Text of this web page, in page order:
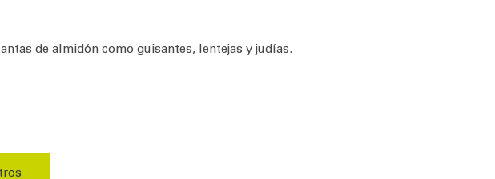
de almidón como guisantes, lentejas y judías.